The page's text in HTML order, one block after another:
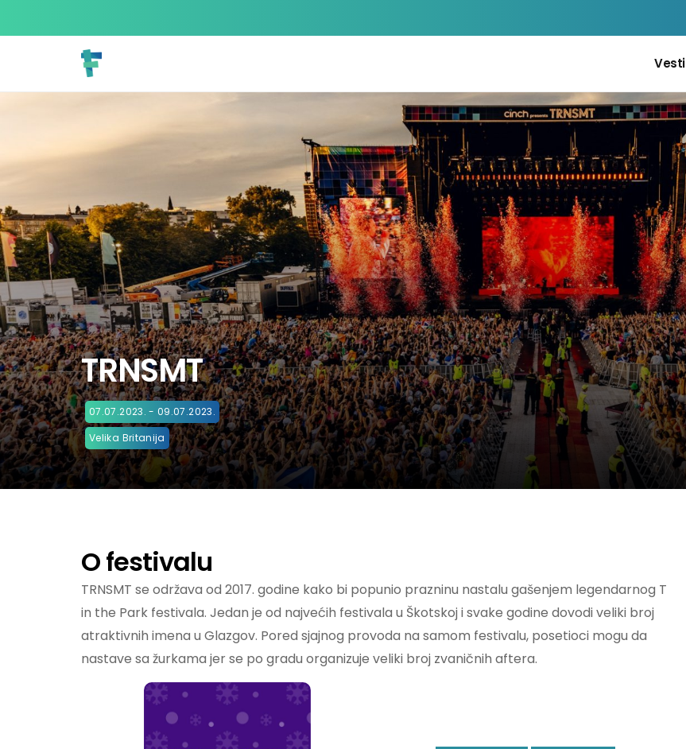
Vesti
TRNSMT
07.07.2023. - 09.07.2023.
Velika Britanija
O festivalu
TRNSMT se održava od 2017. godine kako bi popunio prazninu nastalu gašenjem legendarnog T
in the Park festivala. Jedan je od najvećih festivala u Škotskoj i svake godine dovodi veliki broj
atraktivnih imena u Glazgov. Pored sjajnog provoda na samom festivalu, posetioci mogu da
nastave sa žurkama jer se po gradu organizuje veliki broj zvaničnih aftera.